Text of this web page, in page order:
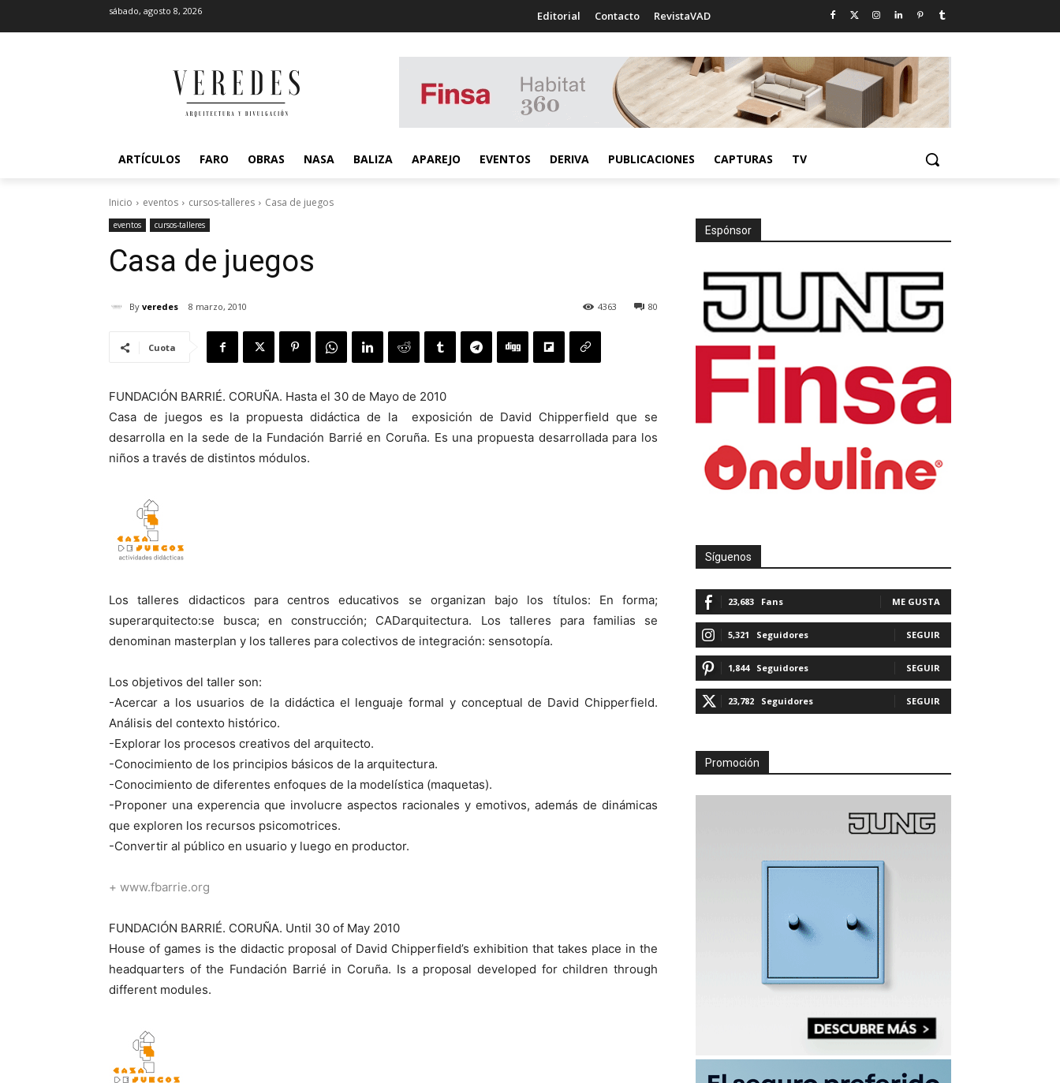
sábado, agosto 8, 2026 Editorial Contacto RevistaVAD
ARTÍCULOS FARO OBRAS NASA BALIZA APAREJO EVENTOS DERIVA PUBLICACIONES CAPTURAS TV
Inicio eventos cursos-talleres Casa de juegos
eventos cursos-talleres
Casa de juegos
By veredes 8 marzo, 2010 80
4363
Cuota
FUNDACIÓN BARRIÉ. CORUÑA. Hasta el 30 de Mayo de 2010
Casa de juegos es la propuesta didáctica de la exposición de David Chipperfield que se
desarrolla en la sede de la Fundación Barrié en Coruña. Es una propuesta desarrollada para los
niños a través de distintos módulos.
Los talleres didacticos para centros educativos se organizan bajo los títulos: En forma;
superarquitecto:se busca; en construcción; CADarquitectura. Los talleres para familias se
denominan masterplan y los talleres para colectivos de integración: sensotopía.
Los objetivos del taller son:
-Acercar a los usuarios de la didáctica el lenguaje formal y conceptual de David Chipperfield.
Análisis del contexto histórico.
-Explorar los procesos creativos del arquitecto.
-Conocimiento de los principios básicos de la arquitectura.
-Conocimiento de diferentes enfoques de la modelística (maquetas).
-Proponer una experencia que involucre aspectos racionales y emotivos, además de dinámicas
que exploren los recursos psicomotrices.
-Convertir al público en usuario y luego en productor.
+ www.fbarrie.org
FUNDACIÓN BARRIÉ. CORUÑA. Until 30 of May 2010
House of games is the didactic proposal of David Chipperfield’s exhibition that takes place in the
headquarters of the Fundación Barrié in Coruña. Is a proposal developed for children through
different modules.
Espónsor
Síguenos
23,683 Fans ME GUSTA
5,321 Seguidores SEGUIR
1,844 Seguidores SEGUIR
23,782 Seguidores SEGUIR
Promoción